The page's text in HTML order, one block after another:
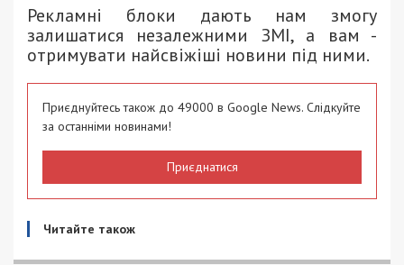
Рекламні блоки дають нам змогу
залишатися незалежними ЗМІ, а вам -
отримувати найсвіжіші новини під ними.
Приєднуйтесь також до 49000 в Google News. Слідкуйте
за останніми новинами!
Приєднатися
Читайте також